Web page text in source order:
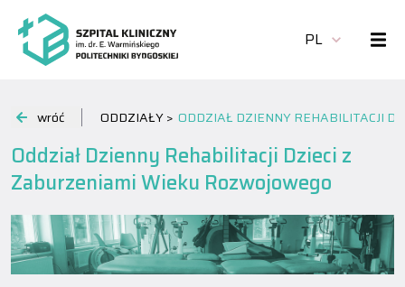
PL
wróć ODDZIAŁY > ODDZIAŁ DZIENNY REHABILITACJI
Oddział Dzienny Rehabilitacji Dzieci z
Zaburzeniami Wieku Rozwojowego